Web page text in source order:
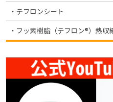
テフロンシート
フッ素樹脂（テフロン®）熱収